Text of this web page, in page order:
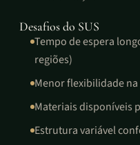
Desafios do SUS
Tempo de espera
regiões)
Menor flexibilidade
Materiais disponíveis
Estrutura variável